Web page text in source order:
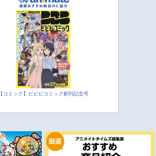
【コミック】ビビビコミック創刊記念号